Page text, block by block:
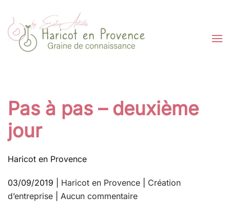
Passer au contenu principal
Pas à pas – deuxième
jour
Haricot en Provence
03/09/2019 Haricot en Provence
Création
d’entreprise
Aucun commentairesur